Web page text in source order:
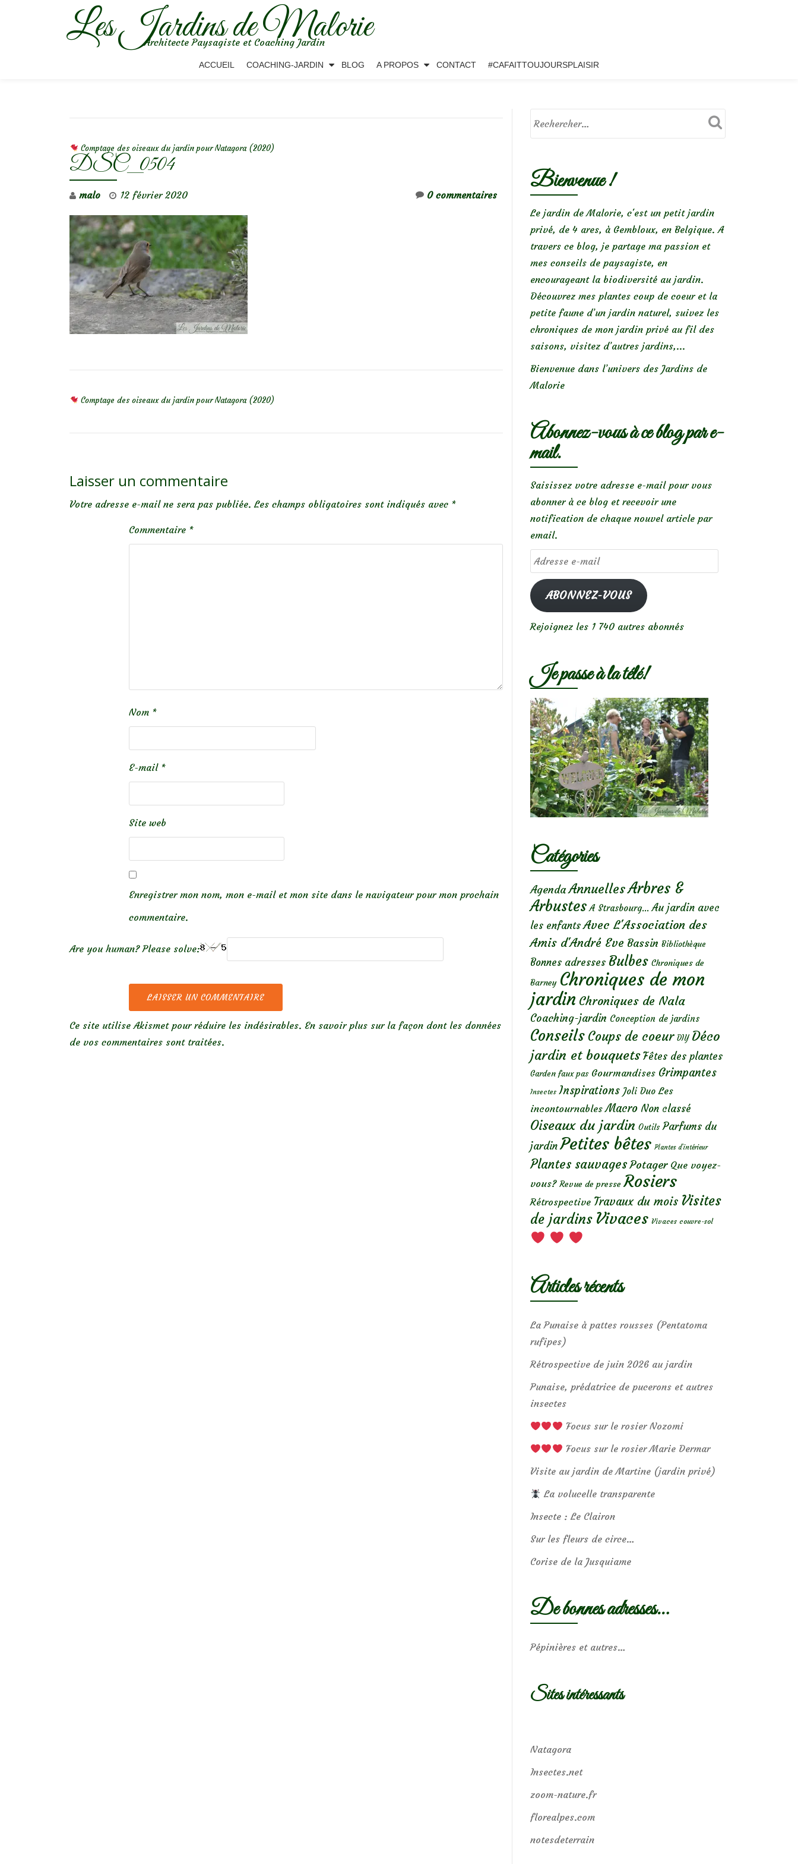
Les Jardins de Malorie
Architecte Paysagiste et Coaching Jardin
ACCUEIL COACHING-JARDIN BLOG A PROPOS CONTACT #CAFAITTOUJOURSPLAISIR
Comptage des oiseaux du jardin pour Natagora (2020)
DSC_0504
malo 12 février 2020 0 commentaires
Comptage des oiseaux du jardin pour Natagora (2020)
Laisser un commentaire
Votre adresse e-mail ne sera pas publiée. Les champs obligatoires sont indiqués avec *
Commentaire *
Nom *
E-mail *
Site web
Enregistrer mon nom, mon e-mail et mon site dans le navigateur pour mon prochain
commentaire.
Are you human? Please solve:
Ce site utilise Akismet pour réduire les indésirables. En savoir plus sur la façon dont les données
de vos commentaires sont traitées.
Bienvenue !
Le jardin de Malorie, c'est un petit jardin
privé, de 4 ares, à Gembloux, en Belgique. A
travers ce blog, je partage ma passion et
mes conseils de paysagiste, en
encourageant la biodiversité au jardin.
Découvrez mes plantes coup de coeur et la
petite faune d’un jardin naturel, suivez les
chroniques de mon jardin privé au fil des
saisons, visitez d’autres jardins,...
Bienvenue dans l’univers des Jardins de
Malorie
Abonnez-vous à ce blog par e-
mail.
Saisissez votre adresse e-mail pour vous
abonner à ce blog et recevoir une
notification de chaque nouvel article par
email.
Adresse
e-
mailABONNEZ-VOUS
Rejoignez les 1 740 autres abonnés
Je passe à la télé!
Catégories
Agenda AnnuellesArbres &
Arbustes A Strasbourg... Au jardin avec
les enfants Avec L'Association des
Amis d'André Eve Bassin Bibliothèque
Bonnes adresses Bulbes Chroniques de
Barney Chroniques de mon
jardin Chroniques de Nala
Coaching-jardin Conception de jardins
Conseils Coups de coeur DIY Déco
jardin et bouquets Fêtes des plantes
Garden faux pas Gourmandises Grimpantes
Insectes Inspirations Joli Duo Les
incontournables Macro Non classé
Oiseaux du jardin Outils Parfums du
jardin Petites bêtes Plantes d’intérieur
Plantes sauvages Potager Que voyez-
vous? Revue de presse Rosiers
Rétrospective Travaux du mois Visites
de jardins Vivaces Vivaces couvre-sol
Articles récents
La Punaise à pattes rousses (Pentatoma
rufipes)
Rétrospective de juin 2026 au jardin
Punaise, prédatrice de pucerons et autres
insectes
Focus sur le rosier Nozomi
Focus sur le rosier Marie Dermar
Visite au jardin de Martine (jardin privé)
La volucelle transparente
Insecte : Le Clairon
Sur les fleurs de circe…
Corise de la Jusquiame
De bonnes adresses…
Pépinières et autres…
Sites intéressants
Natagora
Insectes.net
zoom-nature.fr
florealpes.com
notesdeterrain